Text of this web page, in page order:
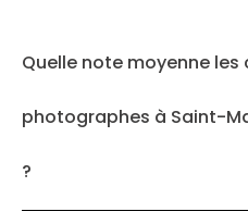
Quelle note moyenne
photographes à Saint-
?